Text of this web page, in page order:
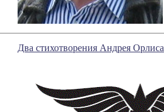
Два стихотворения Андрея Орлиса